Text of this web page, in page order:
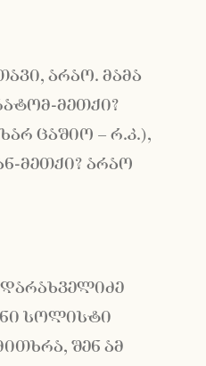
არაო. მამა
მეთქი?
ცაშიო – რ.კ.),
მეთქი? არაო
სოლისტი
შენ ამ